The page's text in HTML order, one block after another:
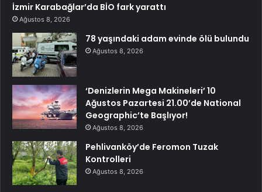
İzmir Karabağlar’da BİO fark yarattı
Ağustos 8, 2026
78 yaşındaki adam evinde ölü bulundu
Ağustos 8, 2026
‘Denizlerin Mega Makineleri’ 10
Ağustos Pazartesi 21.00’de National
Geographic’te Başlıyor!
Ağustos 8, 2026
Pehlivanköy’de Feromon Tuzak
Kontrolleri
Ağustos 8, 2026